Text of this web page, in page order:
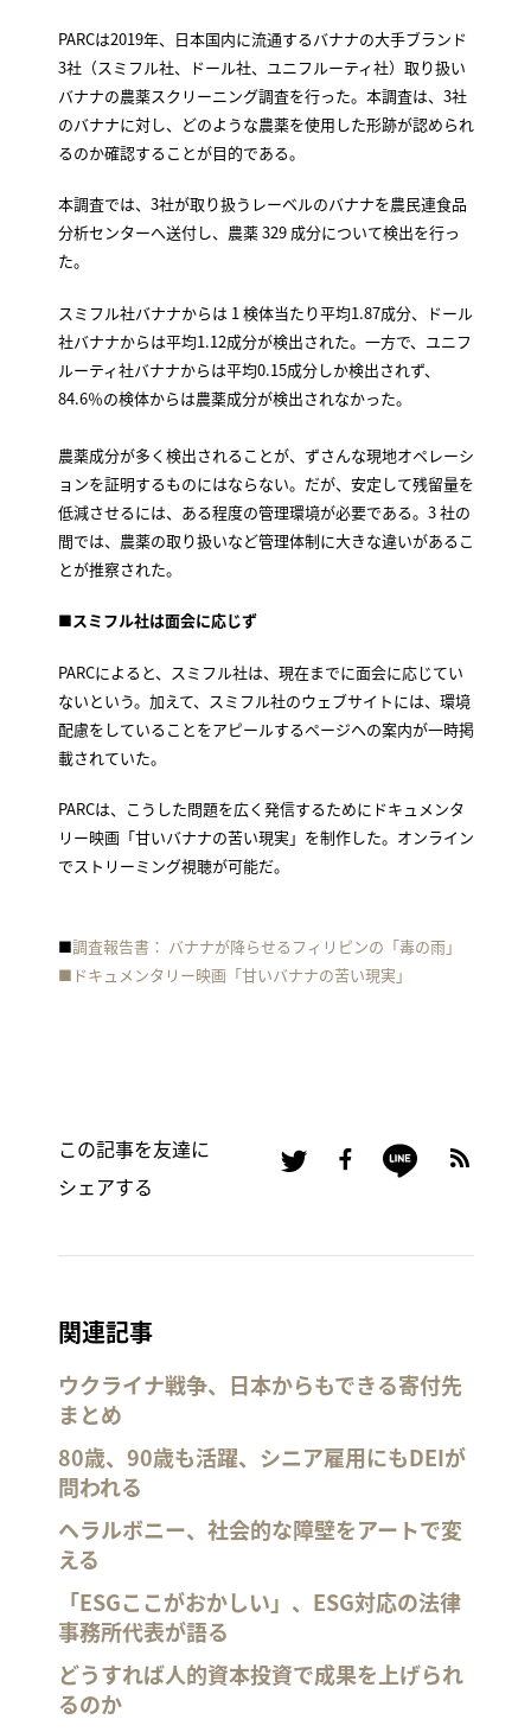
PARCは2019年、日本国内に流通するバナナの大手ブランド
3社（スミフル社、ドール社、ユニフルーティ社）取り扱い
バナナの農薬スクリーニング調査を行った。本調査は、3社
のバナナに対し、どのような農薬を使用した形跡が認められ
るのか確認することが目的である。
本調査では、3社が取り扱うレーベルのバナナを農民連食品
分析センターへ送付し、農薬 329 成分について検出を行っ
た。
スミフル社バナナからは 1 検体当たり平均1.87成分、ドール
社バナナからは平均1.12成分が検出された。一方で、ユニフ
ルーティ社バナナからは平均0.15成分しか検出されず、
84.6％の検体からは農薬成分が検出されなかった。
農薬成分が多く検出されることが、ずさんな現地オペレーシ
ョンを証明するものにはならない。だが、安定して残留量を
低減させるには、ある程度の管理環境が必要である。3 社の
間では、農薬の取り扱いなど管理体制に大きな違いがあるこ
とが推察された。
■­­­スミフル社は面会に応じず
PARCによると、スミフル社は、現在までに面会に応じてい
ないという。加えて、スミフル社のウェブサイトには、環境
配慮をしていることをアピールするページへの案内が一時掲
載されていた。
PARCは、こうした問題を広く発信するためにドキュメンタ
リー映画「甘いバナナの苦い現実」を制作した。オンライン
でストリーミング視聴が可能だ。
■調査報告書： バナナが降らせるフィリピンの「毒の雨」
■ドキュメンタリー映画「甘いバナナの苦い現実」
この記事を友達に
シェアする
関連記事
ウクライナ戦争、日本からもできる寄付先
まとめ
80歳、90歳も活躍、シニア雇用にもDEIが
問われる
ヘラルボニー、社会的な障壁をアートで変
える
「ESGここがおかしい」、ESG対応の法律
事務所代表が語る
どうすれば人的資本投資で成果を上げられ
るのか